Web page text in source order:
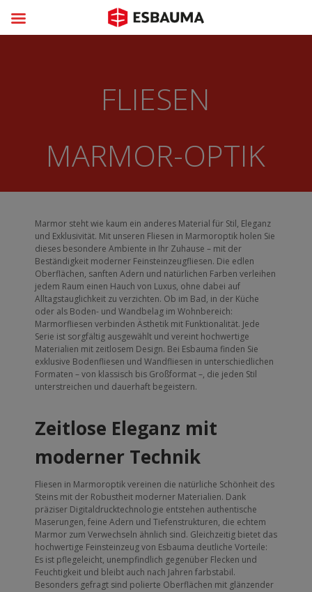
FLIESEN
MARMOR-OPTIK
Marmor steht wie kaum ein anderes Material für Stil, Eleganz
und Exklusivität. Mit unseren Fliesen in Marmoroptik holen Sie
dieses besondere Ambiente in Ihr Zuhause – mit der
Beständigkeit moderner Feinsteinzeugfliesen. Die edlen
Oberflächen, sanften Adern und natürlichen Farben verleihen
jedem Raum einen Hauch von Luxus, ohne dabei auf
Alltagstauglichkeit zu verzichten. Ob im Bad, in der Küche
oder als Boden- und Wandbelag im Wohnbereich:
Marmorfliesen verbinden Ästhetik mit Funktionalität. Jede
Serie ist sorgfältig ausgewählt und vereint hochwertige
Materialien mit zeitlosem Design. Bei Esbauma finden Sie
exklusive Bodenfliesen und Wandfliesen in unterschiedlichen
Formaten – von klassisch bis Großformat –, die jeden Stil
unterstreichen und dauerhaft begeistern.
Zeitlose Eleganz mit
moderner Technik
Fliesen in Marmoroptik vereinen die natürliche Schönheit des
Steins mit der Robustheit moderner Materialien. Dank
präziser Digitaldrucktechnologie entstehen authentische
Maserungen, feine Adern und Tiefenstrukturen, die echtem
Marmor zum Verwechseln ähnlich sind. Gleichzeitig bietet das
hochwertige Feinsteinzeug von Esbauma deutliche Vorteile:
Es ist pflegeleicht, unempfindlich gegenüber Flecken und
Feuchtigkeit und bleibt auch nach Jahren farbstabil.
Besonders gefragt sind polierte Oberflächen mit glänzender